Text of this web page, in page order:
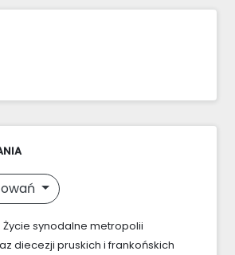
Życie synodalne metropolii
diecezji pruskich i frankońskich